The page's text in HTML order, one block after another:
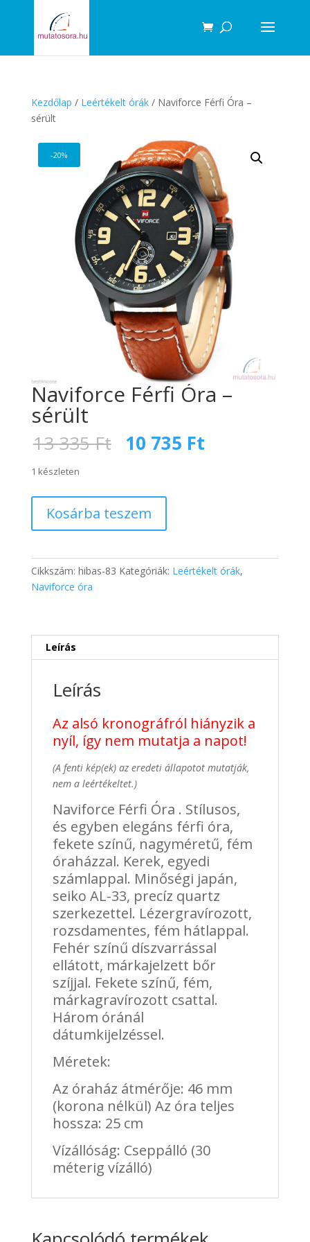
Kezdőlap / Leértékelt órák/ Naviforce Férfi Óra –
sérült
-20%
Naviforce Férfi Óra –
sérült
13 335Ft Original
price
13
335 Ft.
10 735 Ft
1 készleten
Férfi
sérült
mennyiség
Kosárba teszem
Cikkszám: hibas-83 Kategóriák: Leértékelt órák,
Naviforce óra
Leírás
Leírás
Az alsó kronográfról hiányzik a
nyíl, így nem mutatja a napot!
(A fenti kép(ek) az eredeti állapotot mutatják,
nem a leértékeltet.)
Naviforce Férfi Óra . Stílusos,
és egyben elegáns férfi óra,
fekete színű, nagyméretű, fém
óraházzal. Kerek, egyedi
számlappal. Minőségi japán,
seiko AL-33, precíz quartz
szerkezettel. Lézergravírozott,
rozsdamentes, fém hátlappal.
Fehér színű díszvarrással
ellátott, márkajelzett bőr
szíjjal. Fekete színű, fém,
márkagravírozott csattal.
Három óránál
dátumkijelzéssel.
Méretek:
Az óraház átmérője: 46 mm
(korona nélkül) Az óra teljes
hossza: 25 cm
Vízállóság: Cseppálló (30
méterig vízálló)